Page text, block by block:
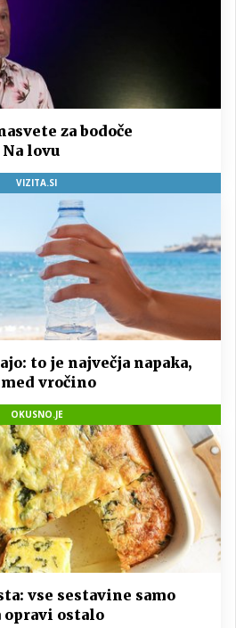
za bodoče
lovu
VIZITA.SI
to je največja napaka,
vročino
OKUSNO.JE
vse sestavine samo
opravi ostalo